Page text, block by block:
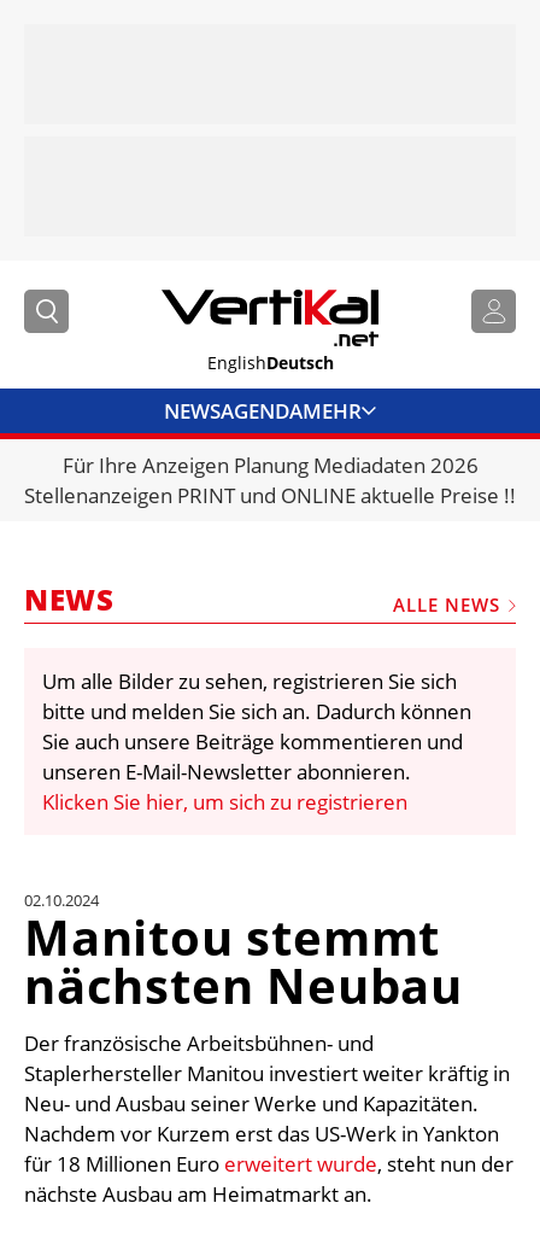
EnglishDeutsch
NEWSAGENDAMEHR
BRANCHENLINKS
VERMIETER
VIDEOS
BIBLIOTHEK
KRAN & BÜHNE
KONTAKT
Für Ihre Anzeigen Planung Mediadaten 2026
Stellenanzeigen PRINT und ONLINE aktuelle Preise !!
NEWS ALLE NEWS
Um alle Bilder zu sehen, registrieren Sie sich
bitte und melden Sie sich an. Dadurch können
Sie auch unsere Beiträge kommentieren und
unseren E-Mail-Newsletter abonnieren.
Klicken Sie hier, um sich zu registrieren
02.10.2024
Manitou stemmt
nächsten Neubau
Der französische Arbeitsbühnen- und
Staplerhersteller Manitou investiert weiter kräftig in
Neu- und Ausbau seiner Werke und Kapazitäten.
Nachdem vor Kurzem erst das US-Werk in Yankton
für 18 Millionen Euro erweitert wurde, steht nun der
nächste Ausbau am Heimatmarkt an.